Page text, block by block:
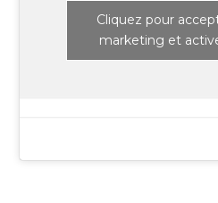
Cliquez pour
marketing et